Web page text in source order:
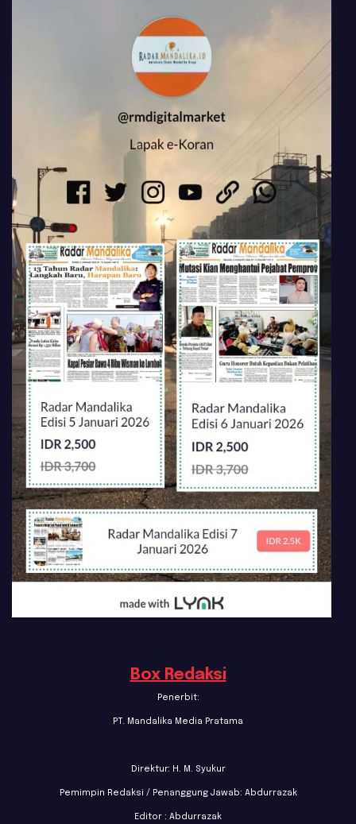
Box Redaksi
Penerbit:
PT. Mandalika Media Pratama
Direktur: H. M. Syukur
Pemimpin Redaksi / Penanggung Jawab: Abdurrazak
Editor : Abdurrazak